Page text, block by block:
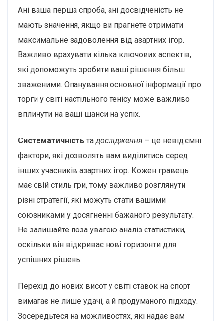
Ані ваша перша спроба, ані досвідченість не
мають значення, якщо ви прагнете отримати
максимальне задоволення від азартних ігор.
Важливо врахувати кілька ключових аспектів,
які допоможуть зробити ваші рішення більш
зваженими. Опанування основної інформації про
торги у світі настільного тенісу може важливо
вплинути на ваші шанси на успіх.
Систематичність та дослідження – це невід’ємні
фактори, які дозволять вам виділитись серед
інших учасників азартних ігор. Кожен гравець
має свій стиль гри, тому важливо розглянути
різні стратегії, які можуть стати вашими
союзниками у досягненні бажаного результату.
Не залишайте поза увагою аналіз статистики,
оскільки він відкриває нові горизонти для
успішних рішень.
Перехід до нових висот у світі ставок на спорт
вимагає не лише удачі, а й продуманого підходу.
Зосередьтеся на можливостях, які надає вам